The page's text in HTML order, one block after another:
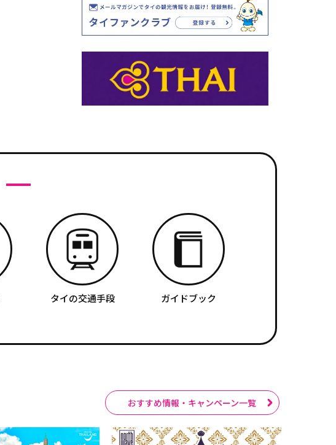
タイの交通手段 ガイドブック
おすすめ情報・キャンペーン一覧